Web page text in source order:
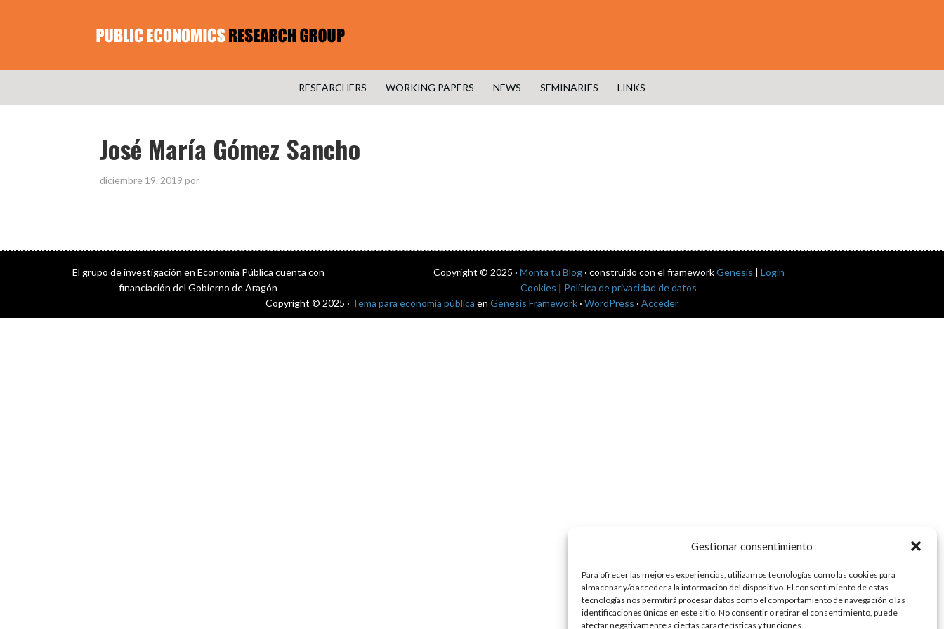
Gestionar consentimiento
Para ofrecer las mejores experiencias, utilizamos tecnologías como las cookies para
almacenar y/o acceder a la información del dispositivo. El consentimiento de estas
tecnologías nos permitirá procesar datos como el comportamiento de navegación o las
identificaciones únicas en este sitio. No consentir o retirar el consentimiento, puede
afectar negativamente a ciertas características y funciones.
RESEARCHERS WORKING PAPERS NEWS SEMINARIES LINKS
José María Gómez Sancho
diciembre 19, 2019 por
El grupo de investigación en Economía Pública cuenta con
financiación del Gobierno de Aragón
Copyright © 2025 · Monta tu Blog· construido con el frameworkGenesis | Login
Cookies | Política de privacidad de datos
Copyright © 2025 · Tema para economía pública en Genesis Framework · WordPress · Acceder